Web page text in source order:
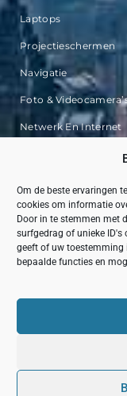
Om de beste ervaringen
cookies om informatie
Door in te stemmen met
surfgedrag of unieke ID's
geeft of uw toestemming
bepaalde functies en
Top
Laptops
Projectieschermen
Navigatie
Foto &
Netwerk En Internet
Vaak Gelezen
De Betekenis Van
Fietsflessen Van
Dit Kost Een